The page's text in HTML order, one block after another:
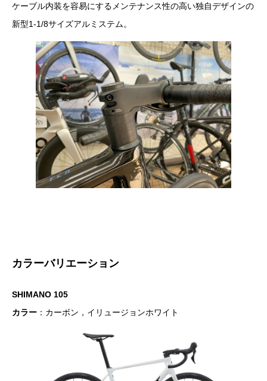
ケーブル内装を容易にするメンテナンス性の高い独自デザインの
新型1-1/8サイズアルミステム。
カラーバリエーション
SHIMANO 105
カラー ：カーボン，イリュージョンホワイト